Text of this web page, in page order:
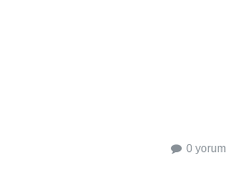
0 yorum